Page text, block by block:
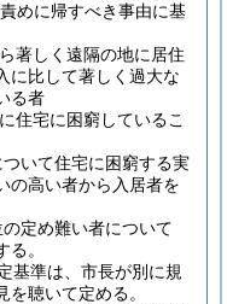
めに帰すべき事由に基
著しく遠隔の地に居住
に比して著しく過大な
る者
住宅に困窮しているこ
いて住宅に困窮する実
の高い者から入居者を
定め難い者について
。
基準は、市長が別に規
聴いて定める。